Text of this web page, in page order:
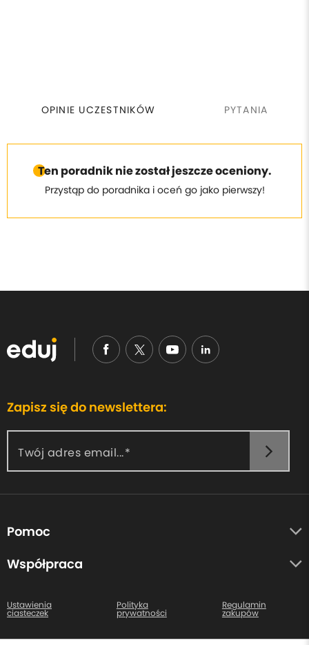
OPINIE UCZESTNIKÓW PYTANIA
Ten poradnik nie został jeszcze oceniony.
Przystąp do poradnika i oceń go jako pierwszy!
Zapisz się do newslettera:
Twój adres email...
Pomoc
O nas
Centrum pomocy
Kontakt
Współpraca
Ustawienia
ciasteczek
Polityka
prywatności
Regulamin
zakupów